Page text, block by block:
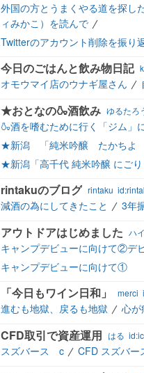
外国の方とうまくやる道を探し
ィみかこ）を読んで
Twitterのアカウント削除を振り
今日のごはんと飲み物日記
オモウマイ店のウナギ屋さん
★おとなの🍶酒飲み ゆるたろ
🍶酒を嗜むために行く「ジム」
★新潟 「純米吟醸 たかちよ
★新潟「高千代 純米吟醸 にご
rintakuのブログ rintaku
減酒の為にしてきたこと 3年
アウトドアはじめました ハ
キャンプデビューに向けて②デ
キャンプデビューに向けて①
「今日もワイン日和」 merci
進むも地獄、戻るも地獄 心が
CFD取引で資産運用 はる
スズバース c CFD スズバー